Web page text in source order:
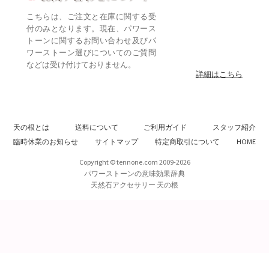
こちらは、ご注文と在庫に関する受
付のみとなります。現在、パワース
トーンに関するお問い合わせ及びパ
ワーストーン選びについてのご質問
などは受け付けておりません。
詳細はこちら
天の根とは 送料について ご利用ガイド
スタッフ紹介
臨時休業のお知らせ
サイトマップ 特定商取引について HOME
Copyright © tennone.com 2009-2026
パワーストーンの意味効果辞典
天然石アクセサリー 天の根